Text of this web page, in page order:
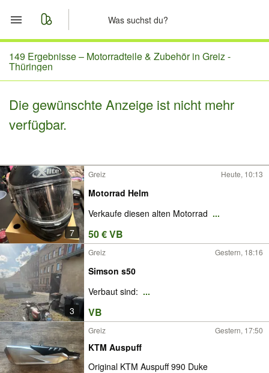
Start
Merkliste
Nachrichten
149 Ergebnisse – Motorradteile & Zubehör in Greiz -
Thüringen
Die gewünschte Anzeige ist nicht mehr
verfügbar.
7
Greiz Heute, 10:13
Motorrad Helm
Verkaufe diesen alten Motorrad ...
50 € VB
3
Greiz Gestern, 18:16
Simson s50
Verbaut sind: ...
VB
Greiz Gestern, 17:50
KTM Auspuff
Original KTM Auspuff 990 Duke